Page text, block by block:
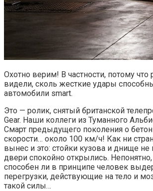
Охотно верим! В частности, потому что
видели, сколь жесткие удары
автомобили smart.
Это — ролик, снятый британской
Gear. Наши коллеги из Туманного
Смарт предыдущего поколения о
скорости… около 100 км/ч! Как ни
вынес и это: стойки кузова и днище не
двери спокойно открылись.
способен ли в принципе человек
перегрузки, действующие на тело и
такой силы…